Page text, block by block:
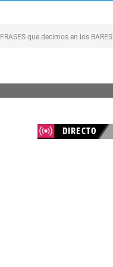
FRASES que decimos en los BARES
DIRECTO